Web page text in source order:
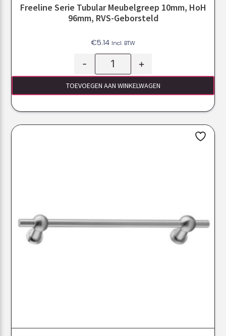
Freeline Serie Tubular Meubelgreep 10mm, HoH
96mm, RVS-Geborsteld
€5.14 Incl. BTW
- +
TOEVOEGEN AAN WINKELWAGEN